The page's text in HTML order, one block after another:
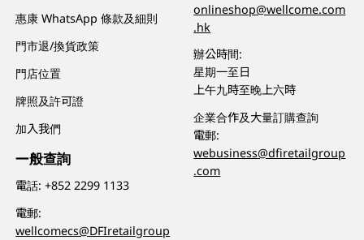
惠康 WhatsApp 條款及細則
門市退/換貨政策
門店位置
牌照及許可證
加入我們
一般查詢
電話:+852 2299 1133
電郵:
wellcomecs@DFIretailgroup
onlineshop@wellcome.com
.hk
辦公時間:
星期一至日
上午九時至晚上六時
企業合作及大量訂購查詢
電郵:
webusiness@dfiretailgroup
.com